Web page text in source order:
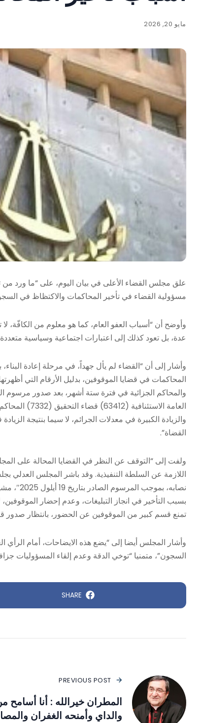
مايو 20, 2026
علق مجلس القضاء الأعلى في بيان اليوم، على “ما ورد
مسؤولية القضاء في تأخير المحاكمات والاكتظاظ في
وأوضح أن “أسباب العفو العام، كما هو معلوم من الكافّة،
عدة، بل تعود كذلك إلى اعتبارات اجتماعية وسياسية
وأشار إلى أن “القضاء لم يأل جهداً، في مرحلة إعادة
المحاكمات في قضايا الموقوفين، بدليل الأرقام التي
والمحاكم الجزائية في فترة ستة أشهر، بعد صدور مرسوم
والزيادة الكبيرة في معدلات الجرائم، لا سيما بنتيجة
القضاة”.
ولفت إلى “التوقف عن النظر في القضايا المحالة على
اللازمة عن السلطة التنفيذية. وقد باشر المجلس العدلي
نصابه،
بسبب التأخير في انجاز التبليغات، وعدم إحضار
تمنع قسم كبير من الموقوفين عن الحضور، بانتظار صدور
وأشار المجلس أيضا إلى “يضع هذه الايضاحات، أمام الرأي
السجون”، متمنيا “توخي الدقة وعدم إلقاء المسؤوليات
SHARE
PREVIOUS POST
المطران خيرالله : أنا أسامح
والداي وأمنحه الغفران